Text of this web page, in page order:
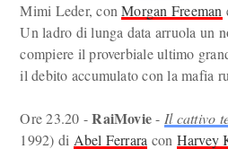
Mimi Leder, conMorgan Freeman
Un ladro di lunga data arruola un
compiere il proverbiale ultimo
il debito accumulato con la mafia
Ore 23.20 -RaiMovie- Il cattivo
1992) di Abel Ferrara con Harvey